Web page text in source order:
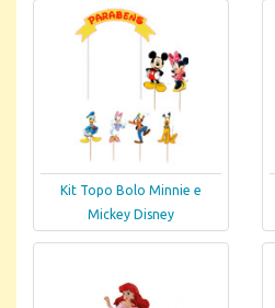
Kit Topo Bolo Minnie e
Mickey Disney